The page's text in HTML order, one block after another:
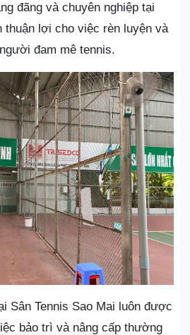
đãng và chuyên nghiệp tại
thuận lợi cho việc rèn luyện và
đam mê tennis.
Sân Tennis Sao Mai luôn được
bảo trì và nâng cấp thường